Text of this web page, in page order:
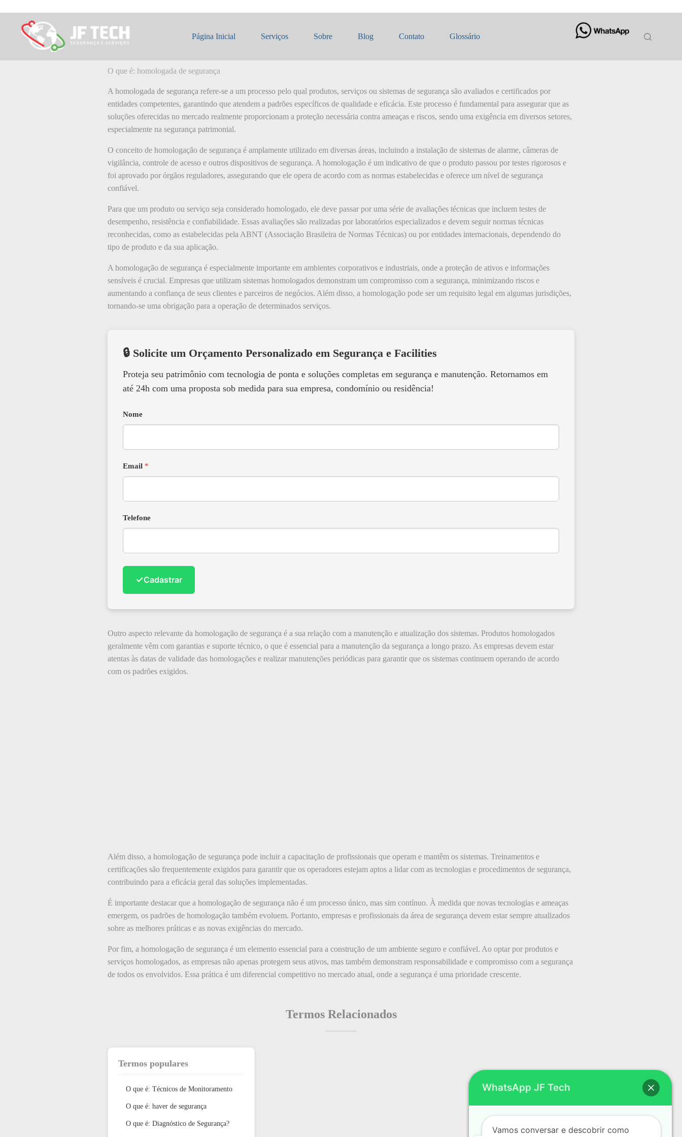
para
conteúdo
Página Inicial Serviços Sobre Blog Contato Glossário
O que é: homologada de segurança
O que é: homologada de segurança
A homologada de segurança refere-se a um processo pelo qual produtos, serviços ou sistemas de segurança são avaliados e certificados por
entidades competentes, garantindo que atendem a padrões específicos de qualidade e eficácia. Este processo é fundamental para assegurar que as
soluções oferecidas no mercado realmente proporcionam a proteção necessária contra ameaças e riscos, sendo uma exigência em diversos setores,
especialmente na segurança patrimonial.
O conceito de homologação de segurança é amplamente utilizado em diversas áreas, incluindo a instalação de sistemas de alarme, câmeras de
vigilância, controle de acesso e outros dispositivos de segurança. A homologação é um indicativo de que o produto passou por testes rigorosos e
foi aprovado por órgãos reguladores, assegurando que ele opera de acordo com as normas estabelecidas e oferece um nível de segurança
confiável.
Para que um produto ou serviço seja considerado homologado, ele deve passar por uma série de avaliações técnicas que incluem testes de
desempenho, resistência e confiabilidade. Essas avaliações são realizadas por laboratórios especializados e devem seguir normas técnicas
reconhecidas, como as estabelecidas pela ABNT (Associação Brasileira de Normas Técnicas) ou por entidades internacionais, dependendo do
tipo de produto e da sua aplicação.
A homologação de segurança é especialmente importante em ambientes corporativos e industriais, onde a proteção de ativos e informações
sensíveis é crucial. Empresas que utilizam sistemas homologados demonstram um compromisso com a segurança, minimizando riscos e
aumentando a confiança de seus clientes e parceiros de negócios. Além disso, a homologação pode ser um requisito legal em algumas jurisdições,
tornando-se uma obrigação para a operação de determinados serviços.
🔒 Solicite um Orçamento Personalizado em Segurança e Facilities
Proteja seu patrimônio com tecnologia de ponta e soluções completas em segurança e manutenção. Retornamos em
até 24h com uma proposta sob medida para sua empresa, condomínio ou residência!
Nome
Email *
Telefone
✓Cadastrar
Outro aspecto relevante da homologação de segurança é a sua relação com a manutenção e atualização dos sistemas. Produtos homologados
geralmente vêm com garantias e suporte técnico, o que é essencial para a manutenção da segurança a longo prazo. As empresas devem estar
atentas às datas de validade das homologações e realizar manutenções periódicas para garantir que os sistemas continuem operando de acordo
com os padrões exigidos.
Além disso, a homologação de segurança pode incluir a capacitação de profissionais que operam e mantêm os sistemas. Treinamentos e
certificações são frequentemente exigidos para garantir que os operadores estejam aptos a lidar com as tecnologias e procedimentos de segurança,
contribuindo para a eficácia geral das soluções implementadas.
É importante destacar que a homologação de segurança não é um processo único, mas sim contínuo. À medida que novas tecnologias e ameaças
emergem, os padrões de homologação também evoluem. Portanto, empresas e profissionais da área de segurança devem estar sempre atualizados
sobre as melhores práticas e as novas exigências do mercado.
Por fim, a homologação de segurança é um elemento essencial para a construção de um ambiente seguro e confiável. Ao optar por produtos e
serviços homologados, as empresas não apenas protegem seus ativos, mas também demonstram responsabilidade e compromisso com a segurança
de todos os envolvidos. Essa prática é um diferencial competitivo no mercado atual, onde a segurança é uma prioridade crescente.
Termos Relacionados
Termos populares
O que é: Técnicos de Monitoramento
O que é: haver de segurança
O que é: Diagnóstico de Segurança?
WhatsApp JF Tech
Vamos conversar e descobrir como